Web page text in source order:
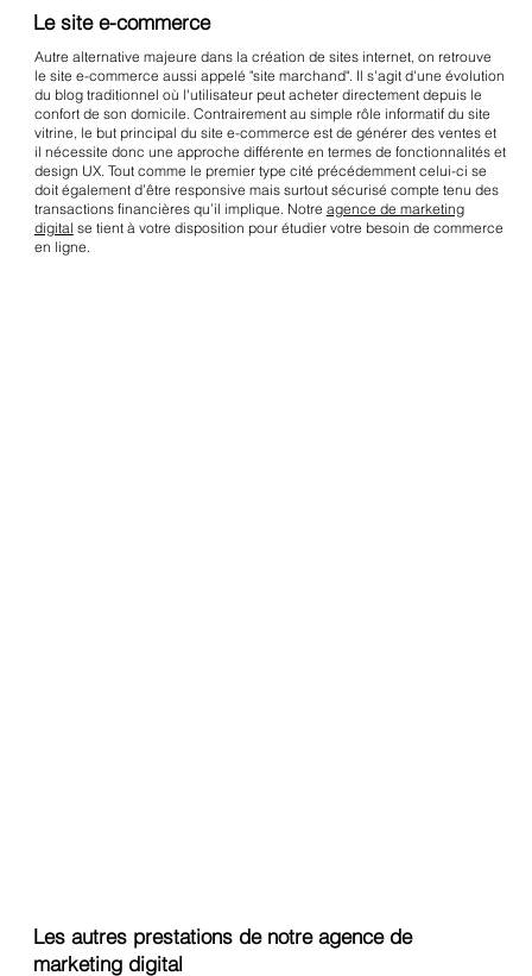
Le site e-commerce
Autre alternative majeure dans la création de sites internet, on retrouve
le site e-commerce aussi appelé "site marchand". Il s'agit d'une évolution
du blog traditionnel où l'utilisateur peut acheter directement depuis le
confort de son domicile. Contrairement au simple rôle informatif du site
vitrine, le but principal du site e-commerce est de générer des ventes et
il nécessite donc une approche différente en termes de fonctionnalités et
design UX. Tout comme le premier type cité précédemment celui-ci se
doit également d’être responsive mais surtout sécurisé compte tenu des
transactions financières qu’il implique. Notre agence de marketing
digital se tient à votre disposition pour étudier votre besoin de commerce
en ligne.
Les autres prestations de notre agence de
marketing digital